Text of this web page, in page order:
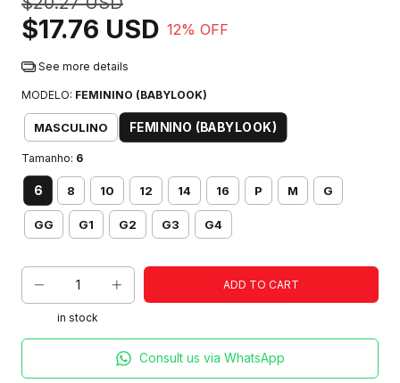
$17.76 USD 12% OFF
See more details
MODELO: FEMININO (BABYLOOK)
MASCULINO FEMININO (BABYLOOK)
Tamanho: 6
6 8 10 12 14 16 P M G
GG G1 G2 G3 G4
in stock
Consult us via WhatsApp